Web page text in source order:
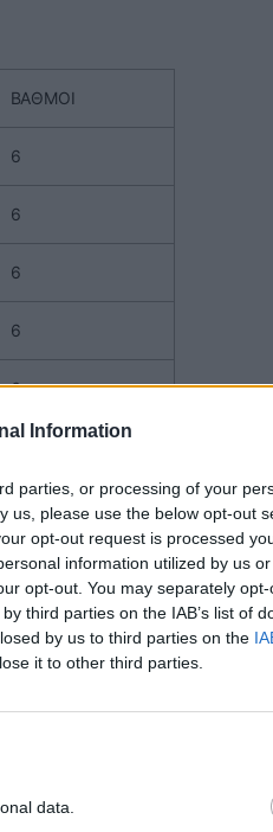
Information
parties, or processing of your
us, please use the below opt-out
opt-out request is processed
information utilized by us
opt-out. You may separately
third parties on the IAB’s list of
by us to third parties on the
it to other third parties.
data.
ΒΑΘΜΟΙ
6
6
6
6
6
4
4
4